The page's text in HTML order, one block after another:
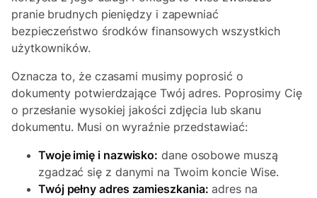
pranie brudnych pieniędzy i zapewniać
bezpieczeństwo środków finansowych wszystkich
użytkowników.
Oznacza to, że czasami musimy poprosić o
dokumenty potwierdzające Twój adres. Poprosimy Cię
o przesłanie wysokiej jakości zdjęcia lub skanu
dokumentu. Musi on wyraźnie przedstawiać:
Twoje imię i nazwisko: dane osobowe muszą
zgadzać się z danymi na Twoim koncie Wise.
Twój pełny adres zamieszkania: adres na